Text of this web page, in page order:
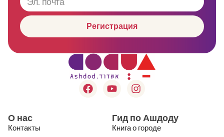
Регистрация
О нас
Контакты
Гид по Ашдоду
Книга о городе